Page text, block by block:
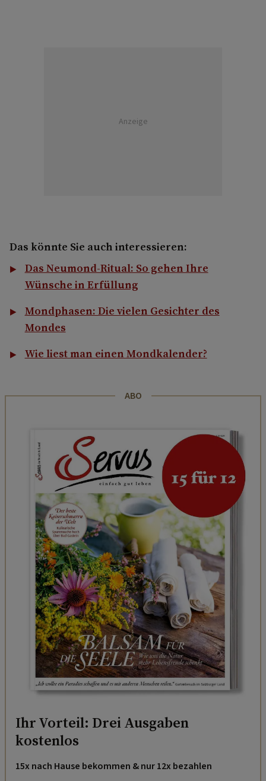
Anzeige
Das könnte Sie auch interessieren:
Das Neumond-Ritual: So gehen Ihre
Wünsche in Erfüllung
Mondphasen: Die vielen Gesichter des
Mondes
Wie liest man einen Mondkalender?
ABO
Ihr Vorteil: Drei Ausgaben
kostenlos
15x nach Hause bekommen & nur 12x bezahlen